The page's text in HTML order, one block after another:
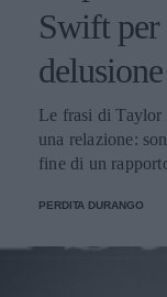
Swift per
Le frasi di Taylor
una relazione:
fine di un
PERDITA DURANGO